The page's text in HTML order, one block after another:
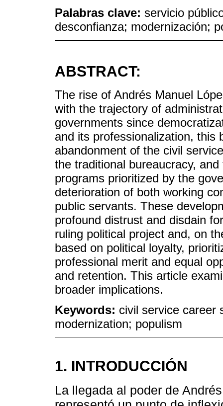
Palabras clave: servicio
desconfianza; modernización;
ABSTRACT:
The rise of Andrés Manuel
with the trajectory of
governments since
and its professionalization, this
abandonment of the civil
the traditional bureaucracy,
programs prioritized by the
deterioration of both working
public servants. These
profound distrust and disdain
ruling political project and, on
based on political loyalty,
professional merit and equal
and retention. This article
broader implications.
Keywords: civil service career
modernization; populism
1. INTRODUCCIÓN
La llegada al poder de